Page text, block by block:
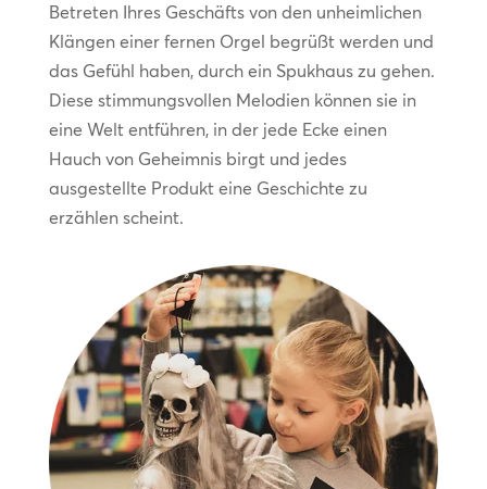
Betreten Ihres Geschäfts von den unheimlichen
Klängen einer fernen Orgel begrüßt werden und
das Gefühl haben, durch ein Spukhaus zu gehen.
Diese stimmungsvollen Melodien können sie in
eine Welt entführen, in der jede Ecke einen
Hauch von Geheimnis birgt und jedes
ausgestellte Produkt eine Geschichte zu
erzählen scheint.